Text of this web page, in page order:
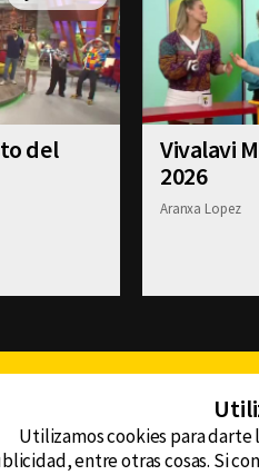
del
Vivalavi
2026
Aranxa Lopez
Utilizamos cookies para darte
entre otras cosas. Si